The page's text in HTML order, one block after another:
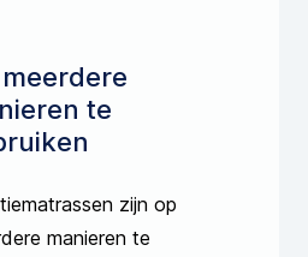
te
zijn op
manieren te